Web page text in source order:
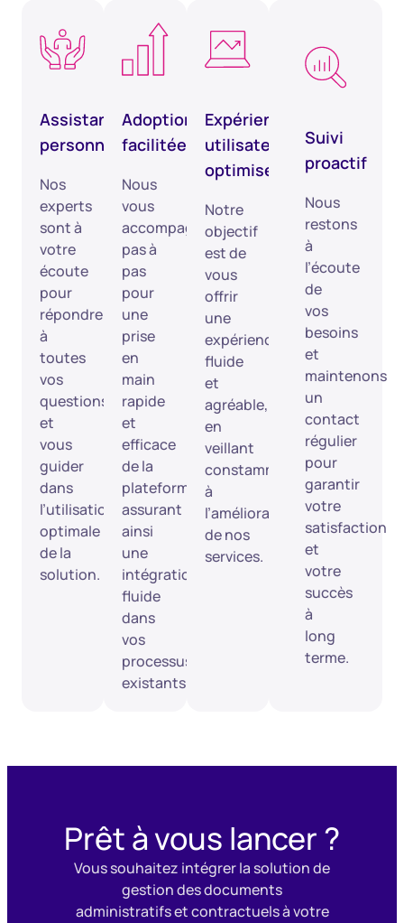
Assistance
personnalisée
Nos
experts
sont à
votre
écoute
pour
répondre
à
toutes
vos
questions
et
vous
guider
dans
l’utilisation
optimale
de la
solution.
Adoption
facilitée
Nous
vous
accompagnons
pas à
pas
pour
une
prise
en
main
rapide
et
efficace
de la
plateforme,
assurant
ainsi
une
intégration
fluide
dans
vos
processus
existants.
Expérience
utilisateur
optimisée
Notre
objectif
est de
vous
offrir
une
expérience
fluide
et
agréable,
en
veillant
constamment
à
l’amélioration
de nos
services.
Suivi
proactif
Nous
restons
à
l’écoute
de
vos
besoins
et
maintenons
un
contact
régulier
pour
garantir
votre
satisfaction
et
votre
succès
à
long
terme.
Prêt à vous lancer ?
Vous souhaitez intégrer la solution de
gestion des documents
administratifs et contractuels à votre